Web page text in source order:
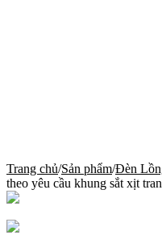
Trang chủ/Sản phẩm/Đèn
theo yêu cầu khung sắt xịt